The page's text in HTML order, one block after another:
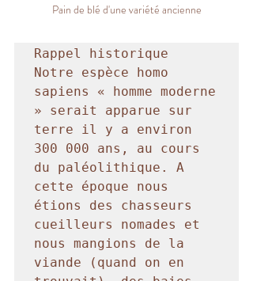
Pain de blé d'une variété ancienne
Rappel historique
Notre espèce homo
sapiens « homme moderne
» serait apparue sur
terre il y a environ
300 000 ans, au cours
du paléolithique. A
cette époque nous
étions des chasseurs
cueilleurs nomades et
nous mangions de la
viande (quand on en